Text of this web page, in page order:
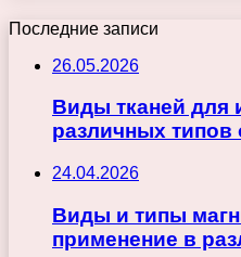
Последние записи
26.05.2026
Виды тканей для
различных
24.04.2026
Виды и типы
применение в